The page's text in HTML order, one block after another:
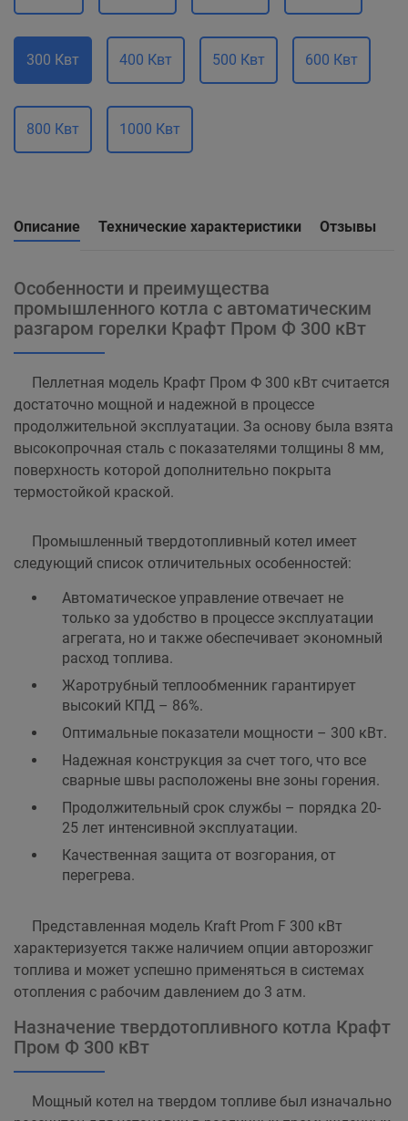
300 Квт 400 Квт 500 Квт 600 Квт
800 Квт 1000 Квт
Описание Технические характеристики Отзывы
Особенности и преимущества
промышленного котла с автоматическим
разгаром горелки Крафт Пром Ф 300 кВт
Пеллетная модель Крафт Пром Ф 300 кВт считается
достаточно мощной и надежной в процессе
продолжительной эксплуатации. За основу была взята
высокопрочная сталь с показателями толщины 8 мм,
поверхность которой дополнительно покрыта
термостойкой краской.
Промышленный твердотопливный котел имеет
следующий список отличительных особенностей:
Автоматическое управление отвечает не
только за удобство в процессе эксплуатации
агрегата, но и также обеспечивает экономный
расход топлива.
Жаротрубный теплообменник гарантирует
высокий КПД – 86%.
Оптимальные показатели мощности – 300 кВт.
Надежная конструкция за счет того, что все
сварные швы расположены вне зоны горения.
Продолжительный срок службы – порядка 20-
25 лет интенсивной эксплуатации.
Качественная защита от возгорания, от
перегрева.
Представленная модель Kraft Prom F 300 кВт
характеризуется также наличием опции авторозжиг
топлива и может успешно применяться в системах
отопления с рабочим давлением до 3 атм.
Назначение твердотопливного котла Крафт
Пром Ф 300 кВт
Мощный котел на твердом топливе был изначально